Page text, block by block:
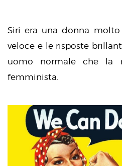
Siri era una donna
veloce e le risposte
uomo normale che la
femminista.